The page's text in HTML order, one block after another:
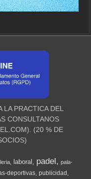
PRACTICA DEL
CONSULTANOS
). (20 % DE
laboral padel
pala-
deportivas publicidad